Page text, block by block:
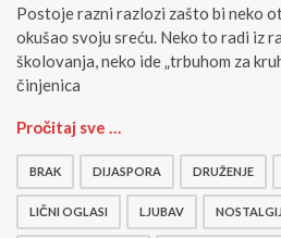
Postoje razni razlozi zašto bi neko
okušao svoju sreću. Neko to radi iz
školovanja, neko ide „trbuhom za
činjenica
D
a
Pročitaj sve …
BRAK DIJASPORA DRUŽENJE
LIČNI OGLASI LJUBAV